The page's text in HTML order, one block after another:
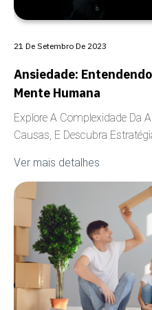
ANSIEDADE
Ansiedade:
Mente Humana
Explore A Complexidade Da
Causas, E Descubra
Ver mais detalhes
21 De Setembro De 2023